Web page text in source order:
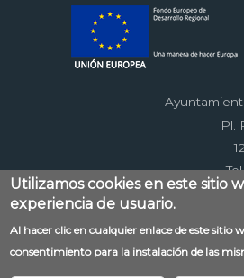
Pl.
Menú
al
Contacto Aviso legal
Accessibilitat
Política de
Utilizamos cookies en este sitio
experiencia de usuario.
Al hacer clic en cualquier enlace de este sitio
consentimiento para la instalación de las